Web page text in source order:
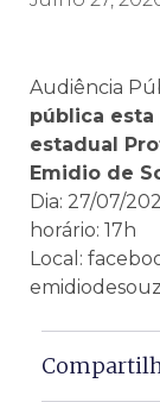
Audiência
pública esta
estadual
Emidio de
Dia: 27/07/
horário: 17h
Local: